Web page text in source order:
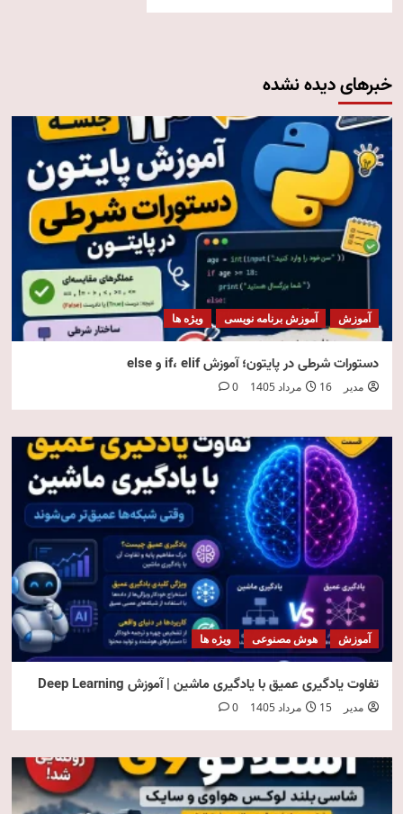
خبرهای دیده نشده
آموزش آموزش برنامه نویسی ویژه ها
دستورات شرطی در پایتون؛ آموزش if، elif و else
مدیر 16 مرداد 1405 0
آموزش هوش مصنوعی ویژه ها
تفاوت یادگیری عمیق با یادگیری ماشین | آموزش Deep Learning
مدیر 15 مرداد 1405 0